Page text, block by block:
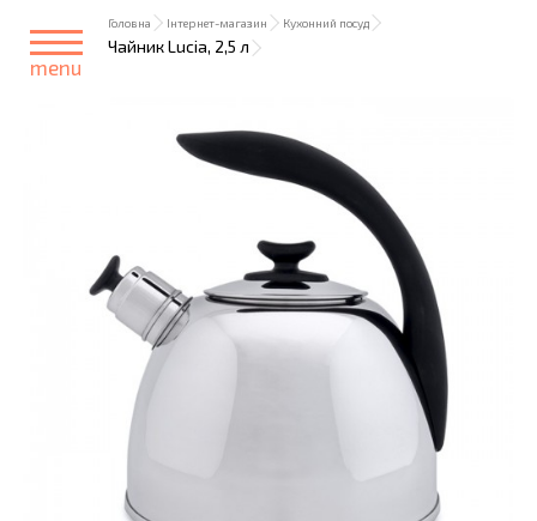
menu
Головна Інтернет-магазин Кухонний посуд
Чайник Lucia, 2,5 л